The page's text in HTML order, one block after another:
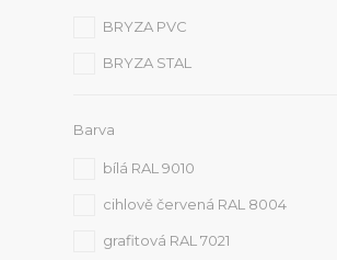
BRYZA PVC
BRYZA STAL
Barva
bílá RAL 9010
cihlově červená RAL 8004
grafitová RAL 7021